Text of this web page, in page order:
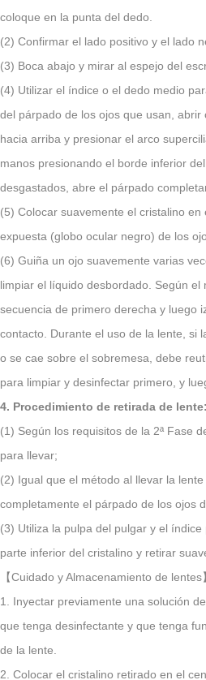
coloque en la punta del dedo.
(2) Confirmar el lado positivo y el lado
(3) Boca abajo y mirar al espejo del
(4) Utilizar el índice o el dedo medio
del párpado de los ojos que usan,
hacia arriba y presionar el arco
manos presionando el borde inferior
desgastados, abre el párpado
(5) Colocar suavemente el cristalino en
expuesta (globo ocular negro) de los
(6) Guiña un ojo suavemente varias
limpiar el líquido desbordado. Según el
secuencia de primero derecha y luego
contacto. Durante el uso de la lente, si
o se cae sobre el sobremesa, debe
para limpiar y desinfectar primero, y
4. Procedimiento de retirada de lente:
(1) Según los requisitos de la 2ª Fase
para llevar;
(2) Igual que el método al llevar la
completamente el párpado de los ojos
(3) Utiliza la pulpa del pulgar y el
parte inferior del cristalino y retirar
【Cuidado y Almacenamiento de lentes】
1. Inyectar previamente una solución
que tenga desinfectante y que tenga
de la lente.
2. Colocar el cristalino retirado en el